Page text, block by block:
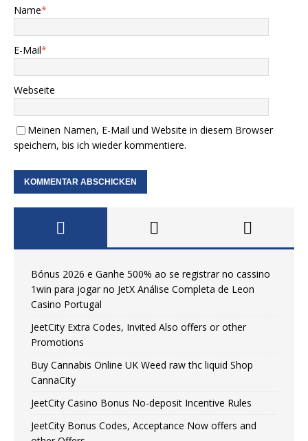
Name*
E-Mail*
Webseite
Meinen Namen, E-Mail und Website in diesem Browser
speichern, bis ich wieder kommentiere.
Bónus 2026 e Ganhe 500% ao se registrar no cassino
1win para jogar no JetX Análise Completa de Leon
Casino Portugal
JeetCity Extra Codes, Invited Also offers or other
Promotions
Buy Cannabis Online UK Weed raw thc liquid Shop
CannaCity
JeetCity Casino Bonus No-deposit Incentive Rules
JeetCity Bonus Codes, Acceptance Now offers and